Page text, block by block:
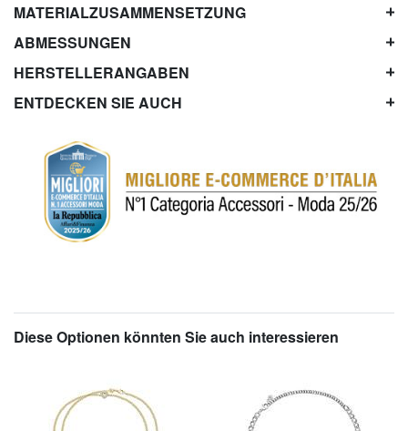
MATERIALZUSAMMENSETZUNG
ABMESSUNGEN
HERSTELLERANGABEN
ENTDECKEN SIE AUCH
Diese Optionen könnten Sie auch interessieren